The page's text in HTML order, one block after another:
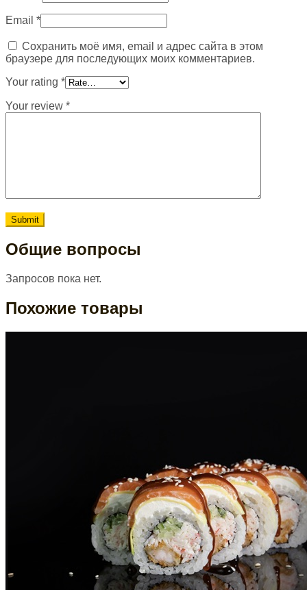
Email *
Сохранить моё имя, email и адрес сайта в этом
браузере для последующих моих комментариев.
Your rating *
Your review *
Общие вопросы
Запросов пока нет.
Похожие товары